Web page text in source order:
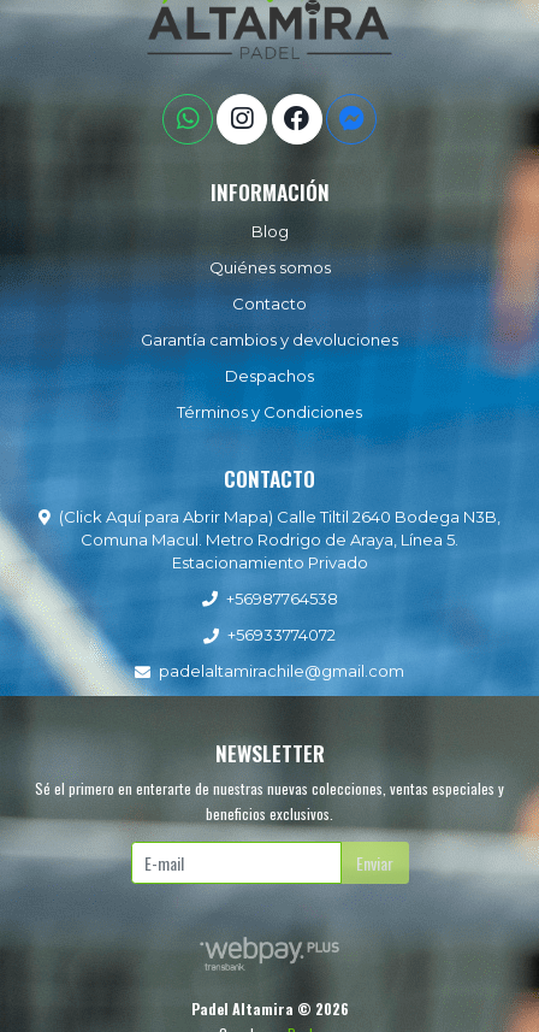
INFORMACIÓN
Blog
Quiénes somos
Contacto
Garantía cambios y devoluciones
Despachos
Términos y Condiciones
CONTACTO
(Click Aquí para Abrir Mapa) Calle Tiltil 2640 Bodega N3B,
Comuna Macul. Metro Rodrigo de Araya, Línea 5.
Estacionamiento Privado
+56987764538
+56933774072
padelaltamirachile@gmail.com
NEWSLETTER
Sé el primero en enterarte de nuestras nuevas colecciones, ventas especiales y
beneficios exclusivos.
Enviar
Padel Altamira © 2026